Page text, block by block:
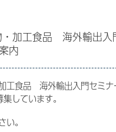
・加工食品 海外輸出入
内
工食品 海外輸出入門セミナ
しています。
。